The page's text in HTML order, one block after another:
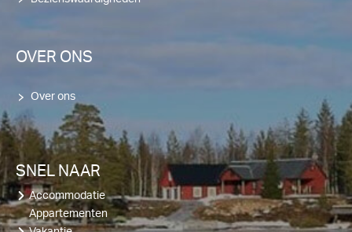
OVER ONS
Over ons
SNEL NAAR
Accommodatie
Appartementen